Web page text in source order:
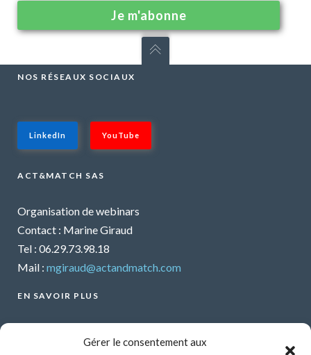
Gérer le consentement aux
NOS RÉSEAUX SOCIAUX
LinkedIn YouTube
ACT&MATCH SAS
Organisation de webinars
Contact : Marine Giraud
Tel : 06.29.73.98.18
Mail : mgiraud@actandmatch.com
EN SAVOIR PLUS
Organiser un webinar